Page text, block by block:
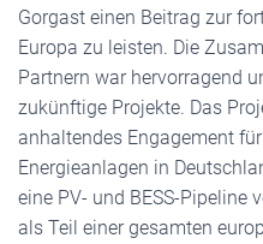
Gorgast einen Beitrag zur
Europa zu leisten. Die
Partnern war hervorragend
zukünftige Projekte. Das
anhaltendes Engagement
Energieanlagen in
eine PV- und BESS-Pipeline
als Teil einer gesamten